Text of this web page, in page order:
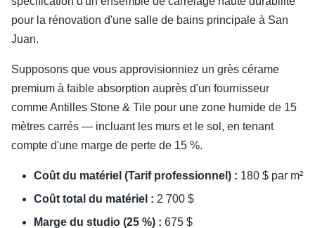
pour la rénovation d'une salle de bains principale à San
Juan.
Supposons que vous approvisionniez un grès cérame
premium à faible absorption auprès d'un fournisseur
comme Antilles Stone & Tile pour une zone humide de 15
mètres carrés — incluant les murs et le sol, en tenant
compte d'une marge de perte de 15 %.
Coût du matériel (Tarif professionnel) : 180 $ par m²
Coût total du matériel : 2 700 $
Marge du studio (25 %) : 675 $